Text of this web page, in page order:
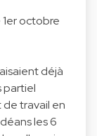
octobre
déjà
partiel
travail en
les 6